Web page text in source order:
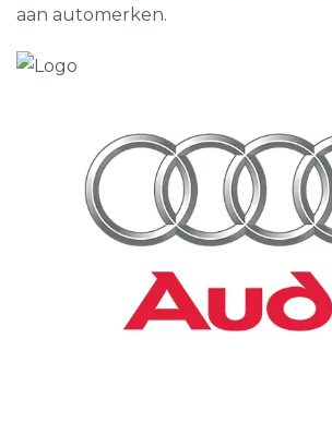
aan automerken.